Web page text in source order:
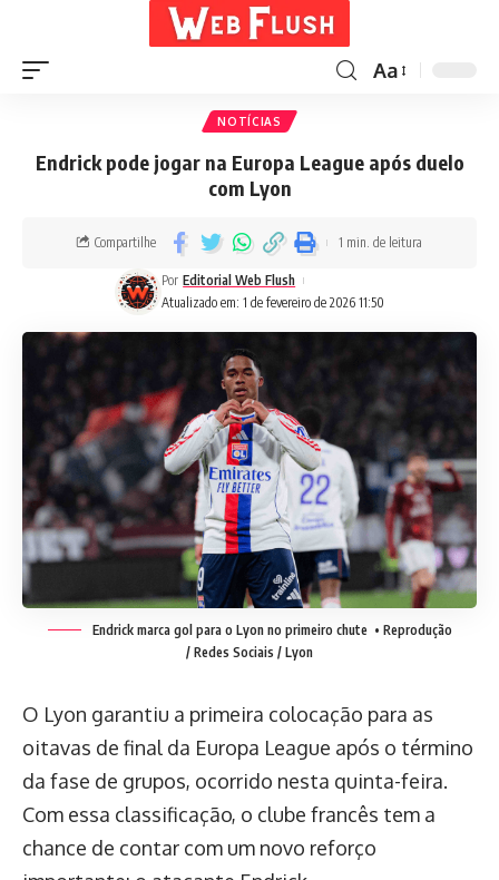
Aa
NOTÍCIAS
Endrick pode jogar na Europa League após duelo
com Lyon
Atualizado em: 1 de fevereiro de 2026 11:50
Por Editorial Web Flush
Compartilhe 1 min. de leitura
Endrick marca gol para o Lyon no primeiro chute• Reprodução
/ Redes Sociais / Lyon
O Lyon garantiu a primeira colocação para as
oitavas de final da Europa League após o término
da fase de grupos, ocorrido nesta quinta-feira.
Com essa classificação, o clube francês tem a
chance de contar com um novo reforço